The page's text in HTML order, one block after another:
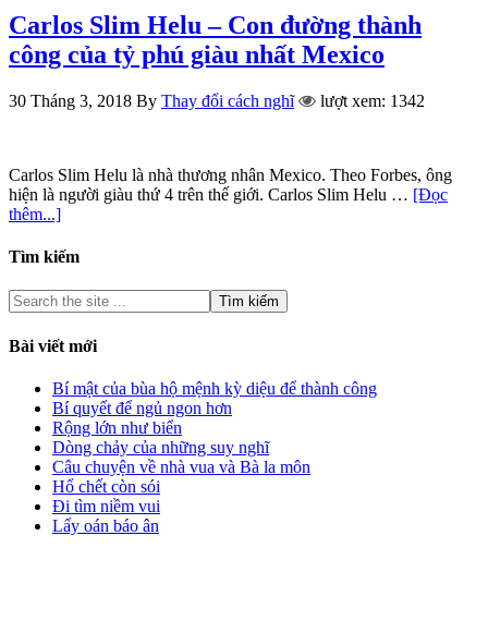
Carlos Slim Helu – Con đường thành
công của tỷ phú giàu nhất Mexico
30 Tháng 3, 2018 By Thay đổi cách nghĩ lượt xem: 1342
Carlos Slim Helu là nhà thương nhân Mexico. Theo Forbes, ông
hiện là người giàu thứ 4 trên thế giới. Carlos Slim Helu … [Đọc
thêm...]
Tìm kiếm
Bài viết mới
Bí mật của bùa hộ mệnh kỳ diệu để thành công
Bí quyết để ngủ ngon hơn
Rộng lớn như biển
Dòng chảy của những suy nghĩ
Câu chuyện về nhà vua và Bà la môn
Hổ chết còn sói
Đi tìm niềm vui
Lấy oán báo ân